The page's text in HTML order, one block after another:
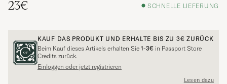
23€
SCHNELLE LIEFERUNG
KAUF DAS PRODUKT UND ERHALTE BIS ZU 3€ ZURÜCK
Beim Kauf dieses Artikels erhalten Sie 1-3€ in Passport Store
Credits zurück.
Einloggen oder jetzt registrieren
Lesen dazu